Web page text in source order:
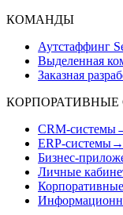
КОМАНДЫ
Аутстаффинг
Выделенная
Заказная
CRM-системы
ERP-системы→
Бизнес-
Личные